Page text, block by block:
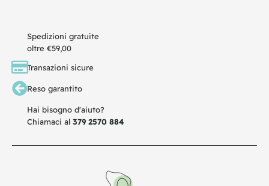
Spedizioni gratuite
oltre €59,00
Transazioni sicure
Reso garantito
Hai bisogno d'aiuto?
Chiamaci al 379 2570 884